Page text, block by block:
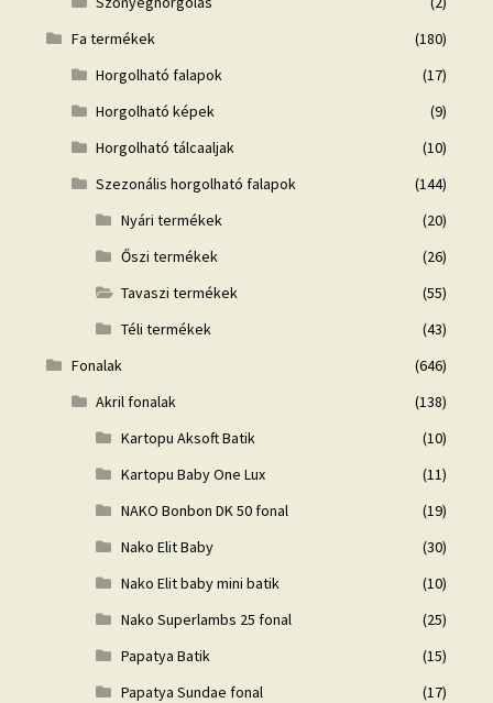
Fa termékek
(180)
Horgolható falapok
(17)
Horgolható képek
(9)
Horgolható tálcaaljak
(10)
Szezonális horgolható falapok
(144)
Nyári termékek
(20)
Őszi termékek
(26)
Tavaszi termékek
(55)
Téli termékek
(43)
Fonalak
(646)
Akril fonalak
(138)
Kartopu Aksoft Batik
(10)
Kartopu Baby One Lux
(11)
NAKO Bonbon DK 50 fonal
(19)
Nako Elit Baby
(30)
Nako Elit baby mini batik
(10)
Nako Superlambs 25 fonal
(25)
Papatya Batik
(15)
Papatya Sundae fonal
(17)